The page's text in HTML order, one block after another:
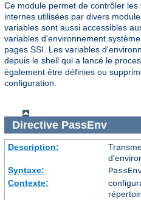
Ce module permet de contrôler
internes utilisées par divers
variables sont aussi accessibles
variables d'environnement
pages SSI. Les variables
depuis le shell qui a lancé le
également être définies ou
configuration.
Directive PassEnv
Description:
Syntaxe:
Contexte: